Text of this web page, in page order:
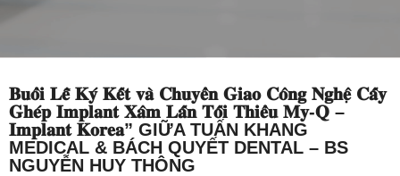
𝐁𝐮𝐨̂̉𝐢 𝐋𝐞̂̃ 𝐊𝐲́ 𝐊𝐞̂́𝐭 𝐯𝐚̀ 𝐂𝐡𝐮𝐲𝐞̂̉𝐧 𝐆𝐢𝐚𝐨 𝐂𝐨̂𝐧𝐠 𝐍𝐠𝐡𝐞̣̂ 𝐂𝐚̂́𝐲
𝐆𝐡𝐞́𝐩 𝐈𝐦𝐩𝐥𝐚𝐧𝐭 𝐗𝐚̂𝐦 𝐋𝐚̂́𝐧 𝐓𝐨̂́𝐢 𝐓𝐡𝐢𝐞̂̉𝐮 𝐌𝐲-𝐐 –
𝐈𝐦𝐩𝐥𝐚𝐧𝐭 𝐊𝐨𝐫𝐞𝐚” GIỮA TUẤN KHANG
MEDICAL & BÁCH QUYẾT DENTAL – BS
NGUYỄN HUY THÔNG